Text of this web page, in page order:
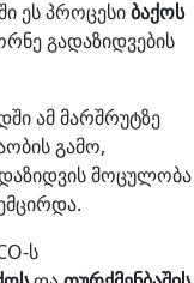
ეს პროცესიბაქოს
გადაზიდვების
ამ მარშრუტზე
გამო,
მოცულობა
ს